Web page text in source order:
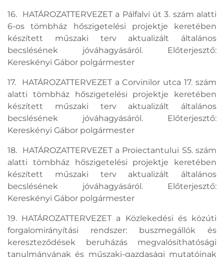
16. HATÁROZATTERVEZET a Pálfalvi út 3. szám alatti
6-os tömbház hőszigetelési projektje keretében
készített műszaki terv aktualizált általános
becslésének jóváhagyásáról. Előterjesztő:
Kereskényi Gábor polgármester
17. HATÁROZATTERVEZET a Corvinilor utca 17. szám
alatti tömbház hőszigetelési projektje keretében
készített műszaki terv aktualizált általános
becslésének jóváhagyásáról. Előterjesztő:
Kereskényi Gábor polgármester
18. HATÁROZATTERVEZET a Proiectantului S5. szám
alatti tömbház hőszigetelési projektje keretében
készített műszaki terv aktualizált általános
becslésének jóváhagyásáról. Előterjesztő:
Kereskényi Gábor polgármester
19. HATÁROZATTERVEZET a Közlekedési és közúti
forgalomirányítási rendszer: buszmegállók és
kereszteződések beruházás megvalósíthatósági
tanulmányának és műszaki-gazdasági mutatóinak